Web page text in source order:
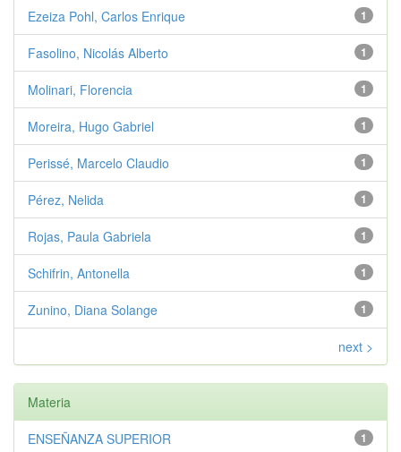
1
Ezeiza Pohl, Carlos Enrique
1
Fasolino, Nicolás Alberto
1
Molinari, Florencia
1
Moreira, Hugo Gabriel
1
Perissé, Marcelo Claudio
1
Pérez, Nelida
1
Rojas, Paula Gabriela
1
Schifrin, Antonella
1
Zunino, Diana Solange
next >
Materia
1
ENSEÑANZA SUPERIOR